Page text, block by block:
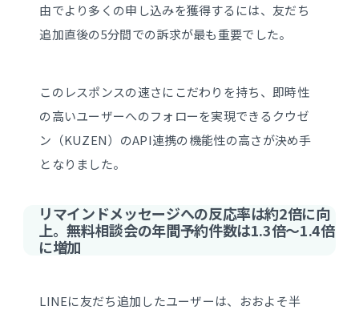
由でより多くの申し込みを獲得するには、友だち
追加直後の5分間での訴求が最も重要でした。
このレスポンスの速さにこだわりを持ち、即時性
の高いユーザーへのフォローを実現できるクウゼ
ン（KUZEN）のAPI連携の機能性の高さが決め手
となりました。
リマインドメッセージへの反応率は約2倍に向
上。無料相談会の年間予約件数は1.3倍～1.4倍
に増加
LINEに友だち追加したユーザーは、おおよそ半